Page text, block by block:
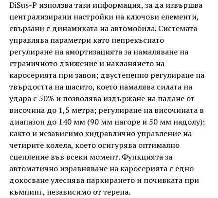
DiSus-P използва тази информация, за да извършва
централизирани настройки на ключови елементи,
свързани с динамиката на автомобила. Системата
управлява параметри като непрекъснато
регулиране на амортизацията за намаляване на
страничното движение и накланянето на
каросерията при завои; двустепенно регулиране на
твърдостта на шасито, което намалява силата на
удара с 50% и позволява издържане на падане от
височина до 1,5 метра; регулиране на височината в
диапазон до 140 мм (90 мм нагоре и 50 мм надолу);
както и независимо хидравлично управление на
четирите колела, което осигурява оптимално
сцепление във всеки момент. Функцията за
автоматично изравняване на каросерията с едно
докосване улеснява паркирането и почивката при
къмпинг, независимо от терена.